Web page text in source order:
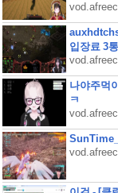
입장료 3
나야주먹
ㅋ